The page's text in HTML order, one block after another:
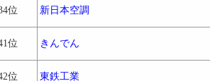
位 新日本空調
位 きんでん
位 東鉄工業